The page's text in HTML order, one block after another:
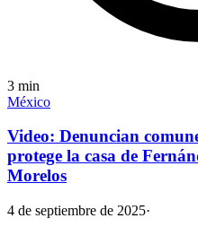
3 min
México
Video: Denuncian
protege la casa de
Morelos
4 de septiembre de 2025·